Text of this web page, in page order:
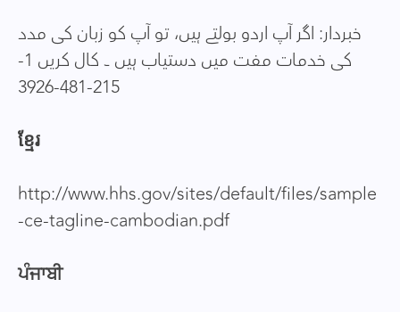
خبردار: اگر آپ اردو بولتے ہیں، تو آپ کو زبان کی مدد
کی خدمات مفت میں دستیاب ہیں ۔ کال کریں 1-
ខ្មែរ
http://www.hhs.gov/sites/default/files/sample
-ce-tagline-cambodian.pdf
ਪੰਜਾਬੀ